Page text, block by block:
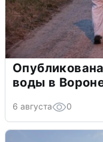
воды в
6 августа 0